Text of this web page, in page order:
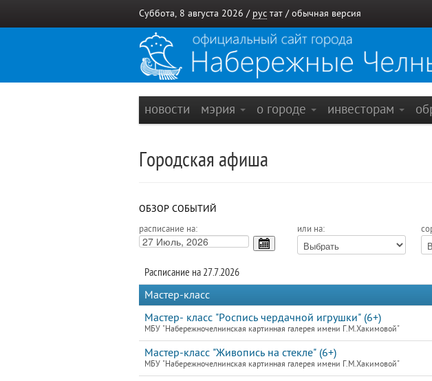
Суббота, 8 августа 2026 / рус тат / обычная версия
новости мэрия о городе инвесторам
Городская афиша
ОБЗОР СОБЫТИЙ
расписание на: или на:
Расписание на 27.7.2026
Мастер-класс
Мастер- класс "Роспись чердачной игрушки" (6+)
МБУ "Набережночелнинская картинная галерея имени Г.М.Хакимовой"
Мастер-класс "Живопись на стекле" (6+)
МБУ "Набережночелнинская картинная галерея имени Г.М.Хакимовой"